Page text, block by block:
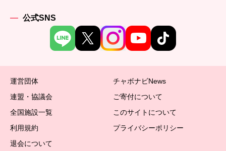
公式SNS
運営団体
チャボナビNews
連盟・協議会
ご寄付について
全国施設一覧
このサイトについて
利用規約
プライバシーポリシー
退会について